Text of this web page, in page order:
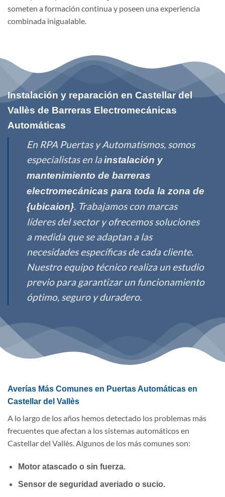
someten a formación continua y poseen una experiencia
combinada inigualable.
Instalación y reparación en Castellar del
Vallès de Barreras Electromecánicas
Automáticas
En RPA Puertas y Automatismos, somos
especialistas en lainstalación y
mantenimiento de barreras
electromecánicas para toda la zona de
{ubicaion}. Trabajamos con marcas
líderes del sector y ofrecemos soluciones
a medida que se adaptan a las
necesidades específicas de cada cliente.
Nuestro equipo técnico realiza un estudio
previo para garantizar un funcionamiento
óptimo, seguro y duradero.
Averías Más Comunes en Puertas Automáticas en
Castellar del Vallès
A lo largo de los años hemos detectado los problemas más
frecuentes que afectan a los sistemas automáticos en
Castellar del Vallès. Algunos de los más comunes son:
Motor atascado o sin fuerza.
Sensor de seguridad averiado o sucio.